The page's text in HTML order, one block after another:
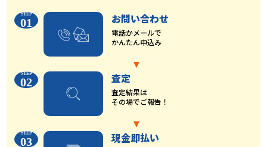
01 お問い合わせ
電話かメールで
かんたん申込み
02 査定
査定結果は
その場でご報告！
03 現金即払い